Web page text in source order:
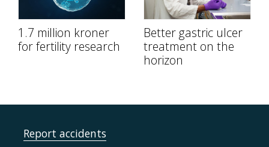
1.7 million kroner
for fertility research
Better gastric ulcer
treatment on the
horizon
Report accidents